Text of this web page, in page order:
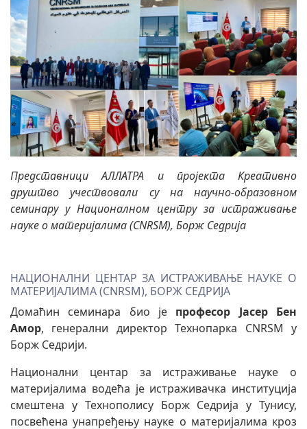
Представници АЛЛАТРА и пројекта Креативно
друштво учествовали су на научно-образовном
семинару у Националном центру за истраживање
науке о материјалима (CNRSM), Борж Седрија
НАЦИОНАЛНИ ЦЕНТАР ЗА ИСТРАЖИВАЊЕ НАУКЕ О
МАТЕРИЈАЛИМА (CNRSM), БОРЖ СЕДРИЈА
Домаћин семинара био је професор Јасер Бен
Амор, генерални директор Технопарка CNRSM у
Борж Седрији.
Национални центар за истраживање науке о
материјалима водећа је истраживачка институција
смештена у Технополису Борж Седрија у Тунису,
посвећена унапређењу науке о материјалима кроз